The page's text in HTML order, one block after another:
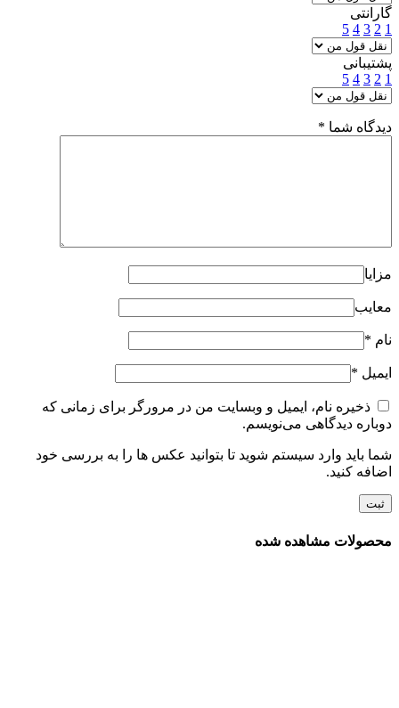
گارانتی
1
2
3
4
5
پشتیبانی
1
2
3
4
5
دیدگاه شما *
مزایا
معایب
نام *
ایمیل *
ذخیره نام، ایمیل و وبسایت من در مرورگر برای زمانی که
دوباره دیدگاهی می‌نویسم.
شما باید وارد سیستم شوید تا بتوانید عکس ها را به بررسی خود
اضافه کنید.
محصولات مشاهده شده